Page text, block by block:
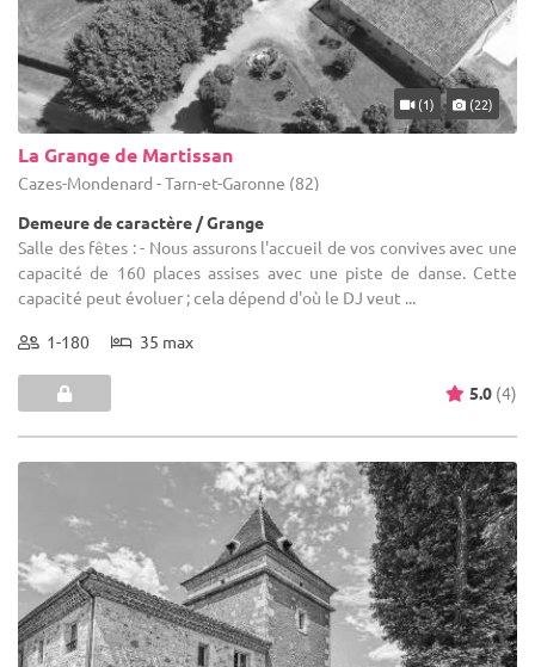
(1) (22)
La Grange de Martissan
Cazes-Mondenard - Tarn-et-Garonne (82)
Demeure de caractère / Grange
Salle des fêtes : - Nous assurons l'accueil de vos convives avec une
capacité de 160 places assises avec une piste de danse. Cette
capacité peut évoluer ; cela dépend d'où le DJ veut ...
1-180 35 max
5.0 (4)